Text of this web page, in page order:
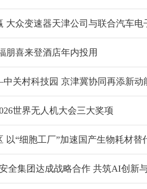
大众变速器天津公司与联合汽车电
朋喜来登酒店年内投用
关村科技园 京津冀协同再添新动
世界无人机大会三大奖项
以“细胞工厂”加速国产生物耗材替
全集团达成战略合作 共筑AI创新